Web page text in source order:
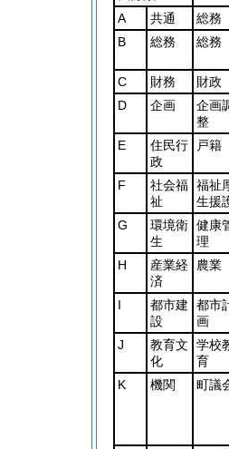
A 共通
総務
B
総務 総務
C 財務
財政
D
企画
企画
整
E
住民行
政
戸籍
F
社会福
祉
福祉
生援
G
環境衛
生
健康
理
H
産業経
済
農業
I
都市建
設
都市
画
J
教育文
化
学校
育
K
機関 町議